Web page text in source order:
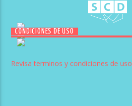
CONDICIONES DE USO
Revisa terminos y condiciones de uso